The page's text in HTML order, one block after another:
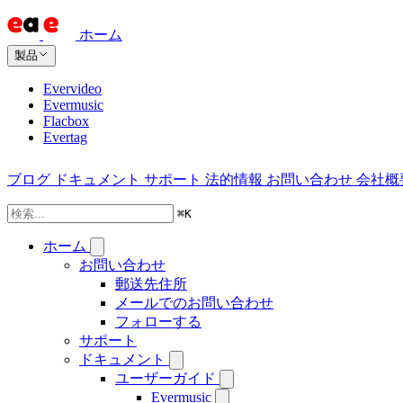
ホーム
製品
Evervideo
Evermusic
Flacbox
Evertag
ブログ ドキュメント サポート 法的情報 お問い合わせ 会社概
⌘K
ホーム
お問い合わせ
郵送先住所
メールでのお問い合わせ
フォローする
サポート
ドキュメント
ユーザーガイド
Evermusic